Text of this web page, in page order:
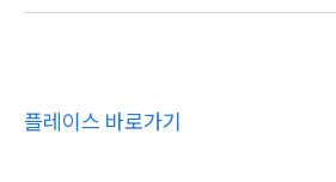
플레이스 바로가기